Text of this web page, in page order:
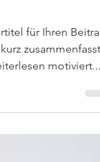
in dir
für Ihren
zusammenfasst